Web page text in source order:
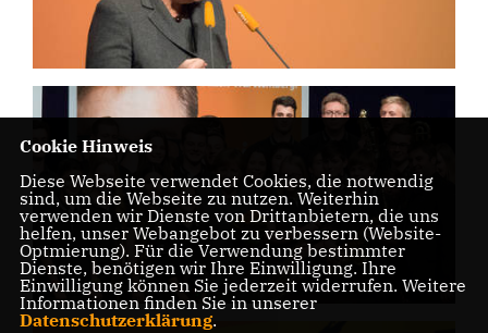
Cookie Hinweis
Diese Webseite verwendet Cookies, die notwendig
sind, um die Webseite zu nutzen. Weiterhin
verwenden wir Dienste von Drittanbietern, die uns
helfen, unser Webangebot zu verbessern (Website-
Optmierung). Für die Verwendung bestimmter
Dienste, benötigen wir Ihre Einwilligung. Ihre
Einwilligung können Sie jederzeit widerrufen. Weitere
Informationen finden Sie in unserer
Datenschutzerklärung.